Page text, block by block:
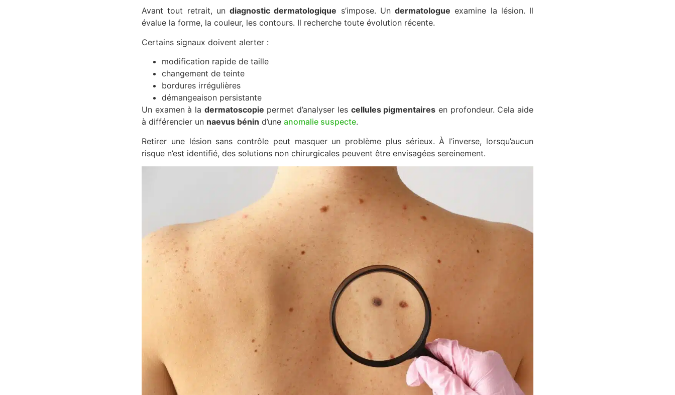
Avant tout retrait, un diagnostic dermatologique s’impose. Un dermatologue examine la lésion. Il
évalue la forme, la couleur, les contours. Il recherche toute évolution récente.
Certains signaux doivent alerter :
modification rapide de taille
changement de teinte
bordures irrégulières
démangeaison persistante
Un examen à la dermatoscopie permet d’analyser les cellules pigmentaires en profondeur. Cela aide
à différencier un naevus bénin d’une anomalie suspecte.
Retirer une lésion sans contrôle peut masquer un problème plus sérieux. À l’inverse, lorsqu’aucun
risque n’est identifié, des solutions non chirurgicales peuvent être envisagées sereinement.